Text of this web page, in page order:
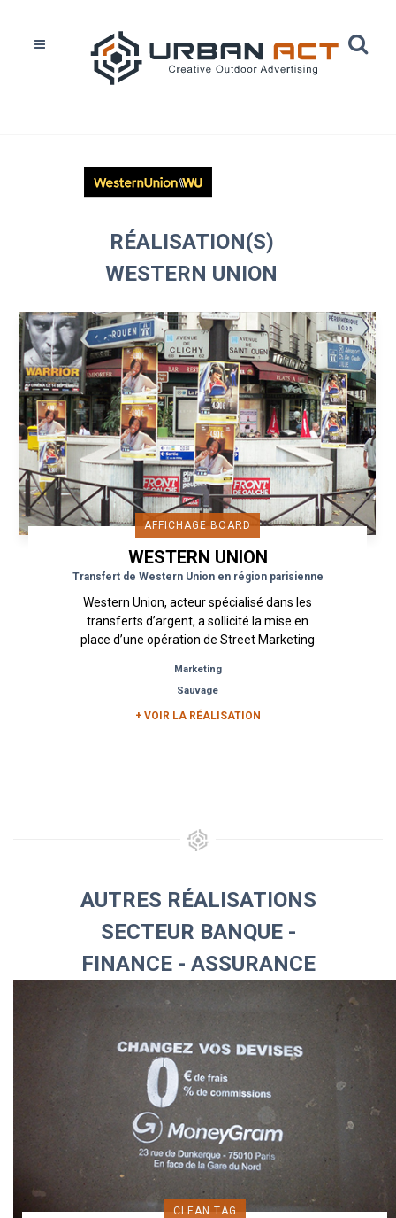
RÉALISATION(S)
WESTERN UNION
AFFICHAGE BOARD
WESTERN UNION
Transfert de Western Union en région parisienne
Western Union, acteur spécialisé dans les
transferts d’argent, a sollicité la mise en
place d’une opération de Street Marketing
Marketing
Sauvage
+ VOIR LA RÉALISATION
AUTRES RÉALISATIONS
SECTEUR BANQUE -
FINANCE - ASSURANCE
CLEAN TAG